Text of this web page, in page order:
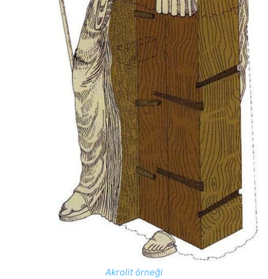
Akrolit örneği